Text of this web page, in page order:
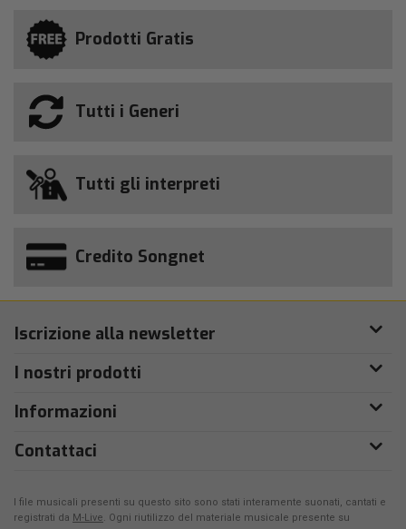
Prodotti Gratis
Tutti i Generi
Tutti gli interpreti
Credito Songnet
Iscrizione alla newsletter
I nostri prodotti
Informazioni
Contattaci
I file musicali presenti su questo sito sono stati interamente suonati, cantati e
registrati da M-Live. Ogni riutilizzo del materiale musicale presente su